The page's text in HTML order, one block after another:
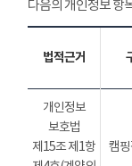
다음의 개인정보 항
법적근거
개인정보
보호법
제15조 제1항
캠핑